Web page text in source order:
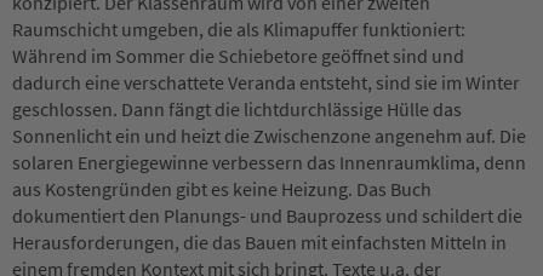
Raumschicht umgeben, die als Klimapuffer funktioniert:
Während im Sommer die Schiebetore geöffnet sind und
dadurch eine verschattete Veranda entsteht, sind sie im Winter
geschlossen. Dann fängt die lichtdurchlässige Hülle das
Sonnenlicht ein und heizt die Zwischenzone angenehm auf. Die
solaren Energiegewinne verbessern das Innenraumklima, denn
aus Kostengründen gibt es keine Heizung. Das Buch
dokumentiert den Planungs- und Bauprozess und schildert die
Herausforderungen, die das Bauen mit einfachsten Mitteln in
einem fremden Kontext mit sich bringt. Texte u.a. der